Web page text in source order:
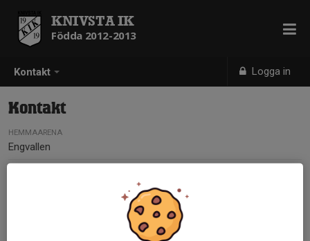
Kontakt Logga in
KNIVSTA IK
Födda 2012-2013
Kontakt
HEMMAARENA
Engvallen